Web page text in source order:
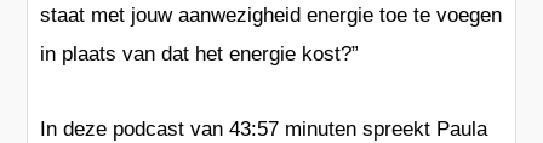
staat met jouw aanwezigheidenergie toe te voegen
in plaats van dat het energie kost?”
In deze podcast van43:57 minuten spreekt Paula